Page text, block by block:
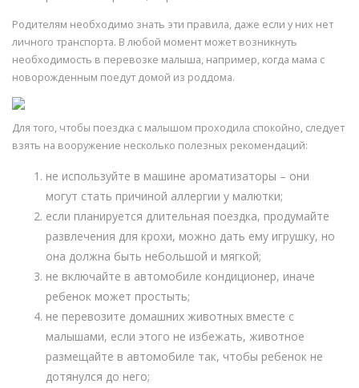
Родителям необходимо знать эти правила, даже если у них нет
личного транспорта. В любой момент может возникнуть
необходимость в перевозке малыша, например, когда мама с
новорожденным поедут домой из роддома.
Для того, чтобы поездка с малышом проходила спокойно, следует
взять на вооружение несколько полезных рекомендаций:
не используйте в машине ароматизаторы – они
могут стать причиной аллергии у малютки;
если планируется длительная поездка, продумайте
развлечения для крохи, можно дать ему игрушку, но
она должна быть небольшой и мягкой;
не включайте в автомобиле кондиционер, иначе
ребенок может простыть;
не перевозите домашних животных вместе с
малышами, если этого не избежать, животное
размещайте в автомобиле так, чтобы ребенок не
дотянулся до него;